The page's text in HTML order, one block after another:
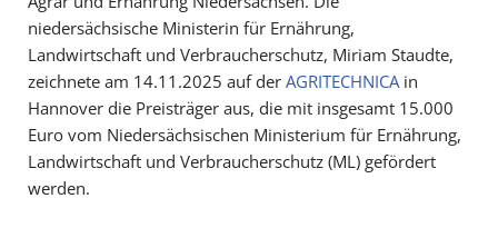
niedersächsische Ministerin für Ernährung,
Landwirtschaft und Verbraucherschutz, Miriam Staudte,
zeichnete am 14.11.2025 auf der AGRITECHNICAin
Hannover die Preisträger aus, die mit insgesamt 15.000
Euro vom Niedersächsischen Ministerium für Ernährung,
Landwirtschaft und Verbraucherschutz (ML) gefördert
werden.